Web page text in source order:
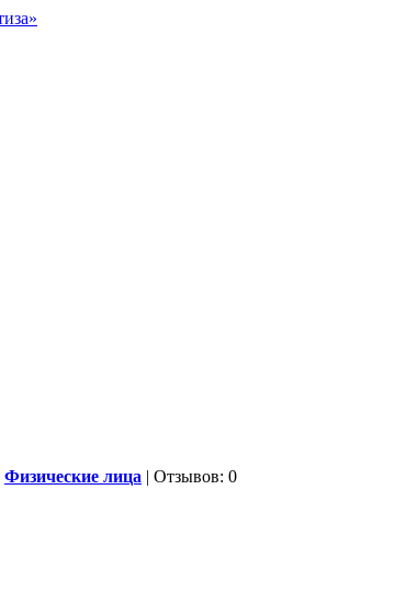
Физические лица | Отзывов: 0